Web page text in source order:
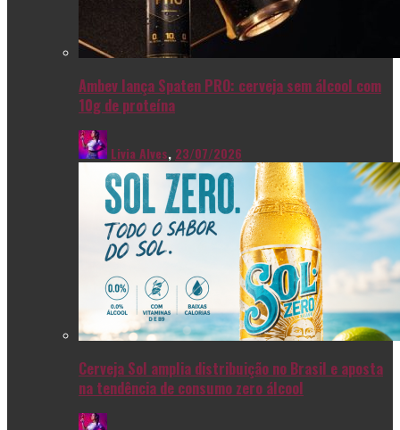
Ambev lança Spaten PRO: cerveja sem álcool com
10g de proteína
Livia Alves, 23/07/2026
Cerveja Sol amplia distribuição no Brasil e aposta
na tendência de consumo zero álcool